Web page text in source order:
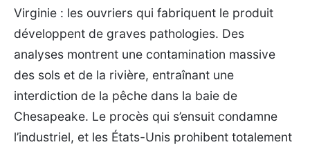
Virginie : les ouvriers qui fabriquent le produit
développent de graves pathologies. Des
analyses montrent une contamination massive
des sols et de la rivière, entraînant une
interdiction de la pêche dans la baie de
Chesapeake. Le procès qui s’ensuit condamne
l’industriel, et les États-Unis prohibent totalement